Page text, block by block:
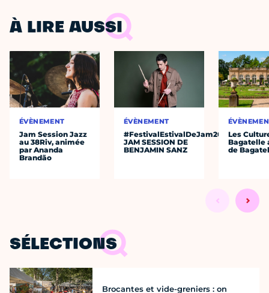
À LIRE AUSSI
ÉVÈNEMENT
Jam Session Jazz
au 38Riv, animée
par Ananda
Brandão
ÉVÈNEMENT
#FestivalEstivalDeJam2026
JAM SESSION DE
BENJAMIN SANZ
Les
Bagatelle
de
SÉLECTIONS
Brocantes et vide-greniers : on